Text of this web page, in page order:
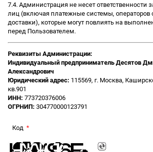
7.4. Администрация не несет ответственности
лиц (включая платежные системы, операторов
доставки), которые могут повлиять на
перед Пользователем.
Реквизиты Администрации:
Индивидуальный предприниматель Десятов
Александрович
Юридический адрес: 115569, г. Москва,
кв.901
ИНН: 773720376006
ОГРНИП: 304770000123791
Код